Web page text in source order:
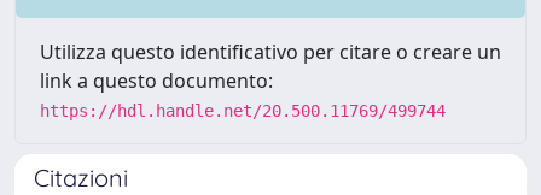
Utilizza questo identificativo per citare o creare un
link a questo documento:
https://hdl.handle.net/20.500.11769/499744
Citazioni